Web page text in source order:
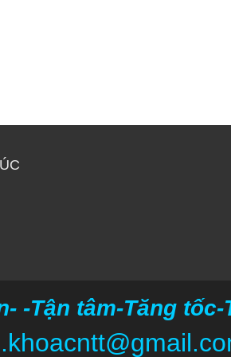
-Tận tâm-Tăng